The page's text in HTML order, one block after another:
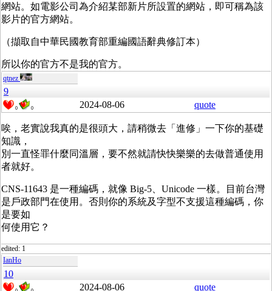
網站。如電影公司為介紹某部新片所設置的網站，即可稱為該
影片的官方網站。
（擷取自中華民國教育部重編國語辭典修訂本）
所以你的官方不是我的官方。
qtnez
9
0 0 2024-08-06 quote
唉，老實說我真的是很頭大，請稍微去「進修」一下你的基礎
知識，
別一直怪罪什麼同溫層，要不然就請快快樂樂的去做普通使用
者就好。
CNS-11643 是一種編碼，就像 Big-5、Unicode 一樣。目前台灣
是戶政部門在使用。否則你的系統及字型不支援這種編碼，你
是要如
何使用它？
edited: 1
IanHo
10
2024-08-06 quote